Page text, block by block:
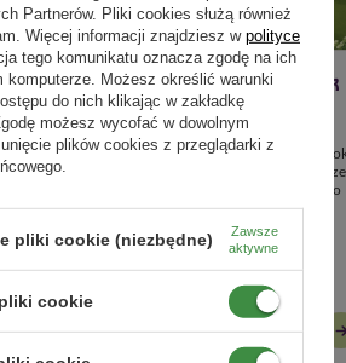
-
krok po
Jesienne nawożenie roślin – jak
przygotować ogród na zimę?
Jesienne nawożenie to kluczowy
który pomoże wzmocnić rośliny
nadejściem zimy i przygotować je do
bujnego wzrostu wiosną.
CZYTAJ WIĘCEJ
Partnerów. Pliki cookies służą również
Więcej informacji znajdziesz w polityce
tego komunikatu oznacza zgodę na ich
komputerze. Możesz określić warunki
do nich klikając w zakładkę
możesz wycofać w dowolnym
plików cookies z przeglądarki z
pliki cookie (niezbędne)
Zawsze
aktywne
cookie